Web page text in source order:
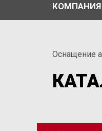
КОМПАНИЯ
Оснащение